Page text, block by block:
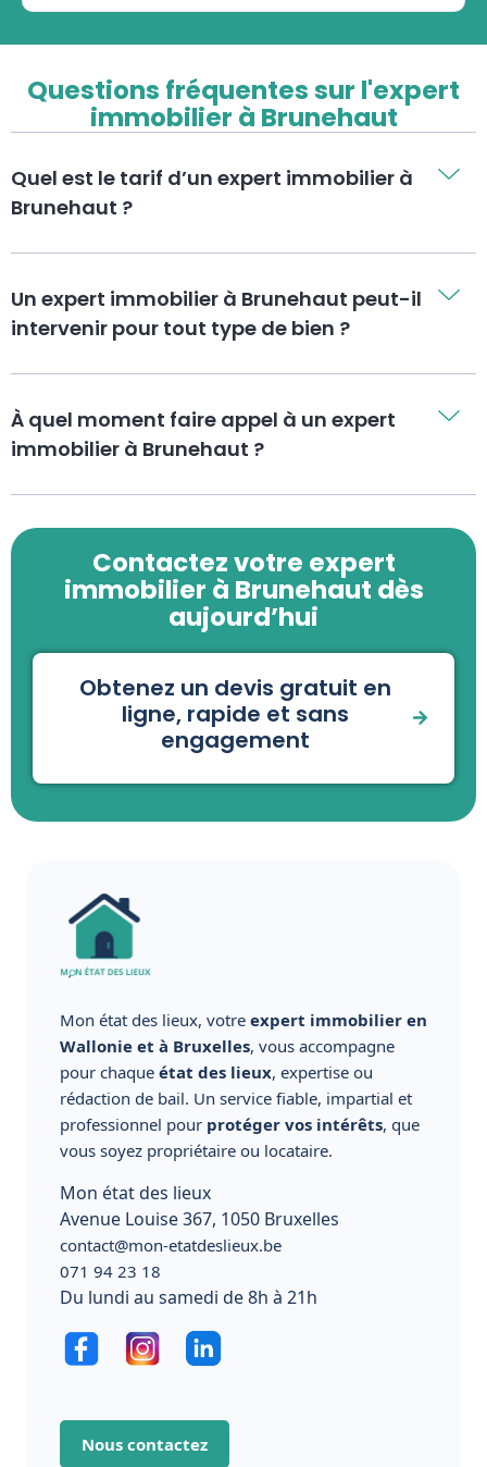
Questions fréquentes sur l'expert
immobilier à Brunehaut
Quel est le tarif d’un expert immobilier à
Brunehaut ?
Un expert immobilier à Brunehaut peut-il
intervenir pour tout type de bien ?
À quel moment faire appel à un expert
immobilier à Brunehaut ?
Contactez votre expert
immobilier à Brunehaut dès
aujourd’hui
Obtenez un devis gratuit en
ligne, rapide et sans
engagement
Mon état des lieux, votre expert immobilier en
Wallonie et à Bruxelles, vous accompagne
pour chaque état des lieux, expertise ou
rédaction de bail. Un service fiable, impartial et
professionnel pour protéger vos intérêts, que
vous soyez propriétaire ou locataire.
Mon état des lieux
Avenue Louise 367, 1050 Bruxelles
contact@mon-etatdeslieux.be
071 94 23 18
Du lundi au samedi de 8h à 21h
Nous contactez